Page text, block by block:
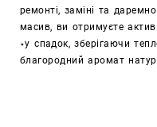
ремонті, заміні та
масив, ви отримуєте
⋆у спадок, зберігаючи
благородний аромат